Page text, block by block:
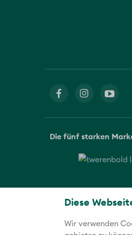
Diese
Wir verwenden
Die fünf starken